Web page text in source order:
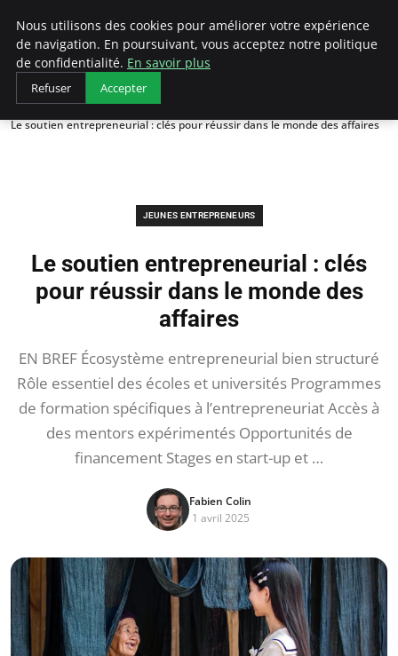
AIESEC France
Accueil
Jeunes Entrepreneurs
Le soutien entrepreneurial : clés pour réussir dans le monde des affaires
JEUNES ENTREPRENEURS
Le soutien entrepreneurial : clés
pour réussir dans le monde des
affaires
EN BREF Écosystème entrepreneurial bien structuré
Rôle essentiel des écoles et universités Programmes
de formation spécifiques à l’entrepreneuriat Accès à
des mentors expérimentés Opportunités de
financement Stages en start-up et …
Fabien Colin
1 avril 2025
Nous utilisons des cookies pour améliorer votre expérience
de navigation. En poursuivant, vous acceptez notre politique
de confidentialité. En savoir plus
Refuser Accepter